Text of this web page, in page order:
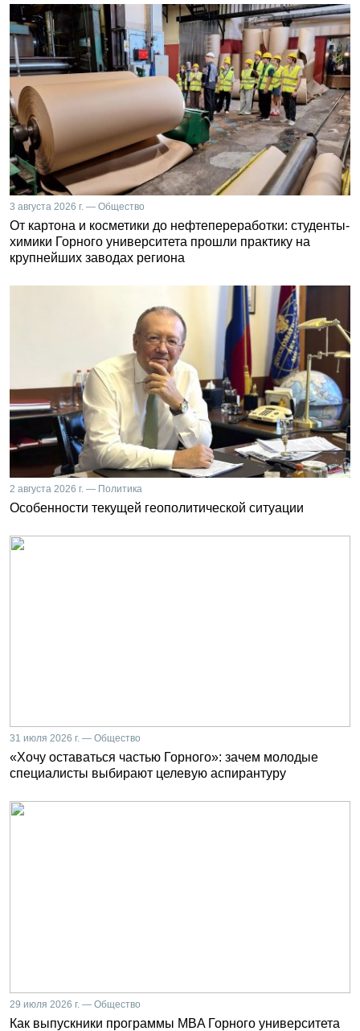
3 августа 2026 г. — Общество
От картона и косметики до нефтепереработки: студенты-
химики Горного университета прошли практику на
крупнейших заводах региона
2 августа 2026 г. — Политика
Особенности текущей геополитической ситуации
31 июля 2026 г. — Общество
«Хочу оставаться частью Горного»: зачем молодые
специалисты выбирают целевую аспирантуру
29 июля 2026 г. — Общество
Как выпускники программы MBA Горного университета